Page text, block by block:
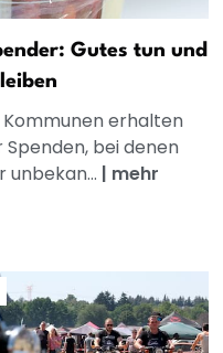
Gutes tun und
Kommunen erhalten
bei denen
| mehr